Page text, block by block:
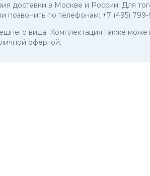
доставки в Москве и России. Для
позвонить по телефонам: +7 (495)
вида. Комплектация также
офертой.